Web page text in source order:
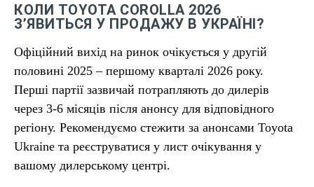
КОЛИ TOYOTA COROLLA 2026
З’ЯВИТЬСЯ У ПРОДАЖУ В УКРАЇНІ?
Офіційний вихід на ринок очікується у другій
половині 2025 – першому кварталі 2026 року.
Перші партії зазвичай потрапляють до дилерів
через 3-6 місяців після анонсу для відповідного
регіону. Рекомендуємо стежити за анонсами Toyota
Ukraine та реєструватися у лист очікування у
вашому дилерському центрі.